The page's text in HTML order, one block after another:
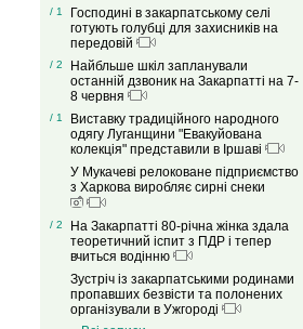
/ 1
Господині в закарпатському селі
готують голубці для захисників на
передовій
/ 2
Найбльше шкіл запланували
останній дзвоник на Закарпатті на 7-
8 червня
/ 1
Виставку традиційного народного
одягу Луганщини "Евакуйована
колекція" представили в Іршаві
У Мукачеві релоковане підприємство
з Харкова виробляє сирні снеки
/ 2
На Закарпатті 80-річна жінка здала
теоретичний іспит з ПДР і тепер
вчиться водінню
Зустріч із закарпатськими родинами
пропавших безвісти та полонених
організували в Ужгороді